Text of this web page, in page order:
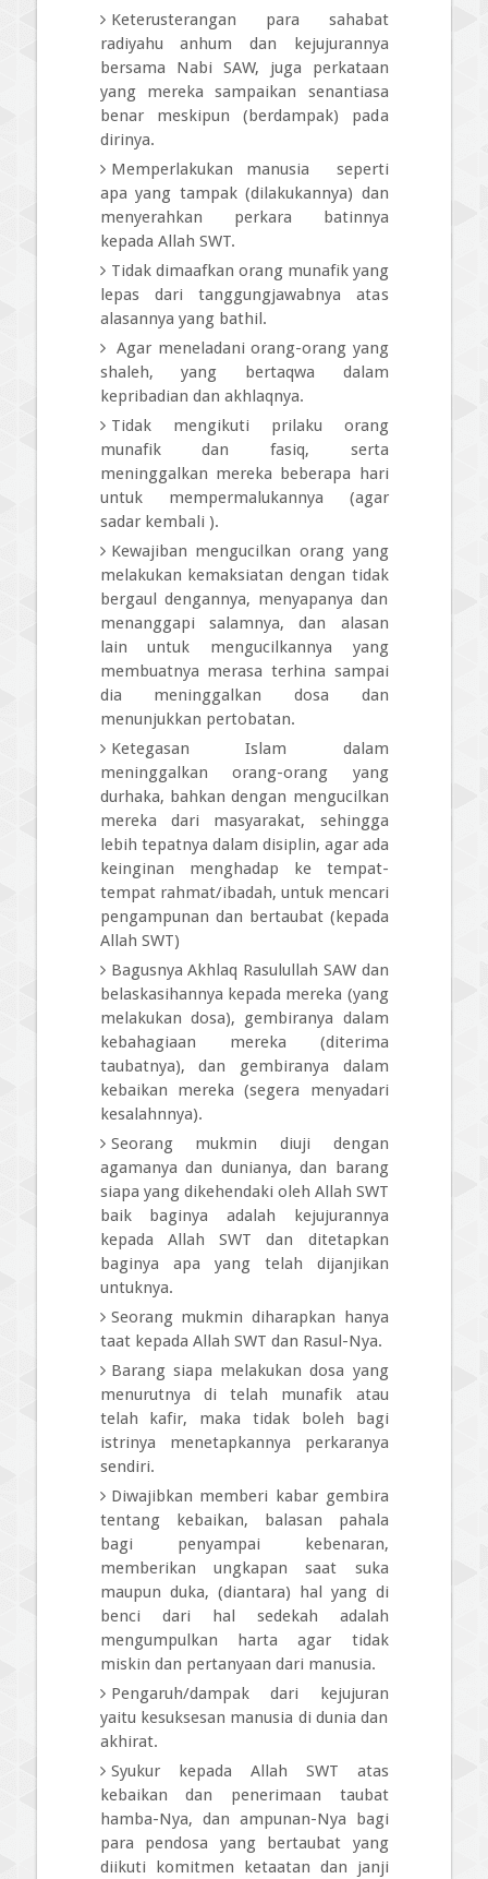
Keterusterangan para sahabat
radiyahu anhum dan kejujurannya
bersama Nabi SAW, juga perkataan
yang mereka sampaikan senantiasa
benar meskipun (berdampak) pada
dirinya.
Memperlakukan manusia seperti
apa yang tampak (dilakukannya) dan
menyerahkan perkara batinnya
kepada Allah SWT.
Tidak dimaafkan orang munafik yang
lepas dari tanggungjawabnya atas
alasannya yang bathil.
Agar meneladani orang-orang yang
shaleh, yang bertaqwa dalam
kepribadian dan akhlaqnya.
Tidak mengikuti prilaku orang
munafik dan fasiq, serta
meninggalkan mereka beberapa hari
untuk mempermalukannya (agar
sadar kembali ).
Kewajiban mengucilkan orang yang
melakukan kemaksiatan dengan tidak
bergaul dengannya, menyapanya dan
menanggapi salamnya, dan alasan
lain untuk mengucilkannya yang
membuatnya merasa terhina sampai
dia meninggalkan dosa dan
menunjukkan pertobatan.
Ketegasan Islam dalam
meninggalkan orang-orang yang
durhaka, bahkan dengan mengucilkan
mereka dari masyarakat, sehingga
lebih tepatnya dalam disiplin, agar ada
keinginan menghadap ke tempat-
tempat rahmat/ibadah, untuk mencari
pengampunan dan bertaubat (kepada
Allah SWT)
Bagusnya Akhlaq Rasulullah SAW dan
belaskasihannya kepada mereka (yang
melakukan dosa), gembiranya dalam
kebahagiaan mereka (diterima
taubatnya), dan gembiranya dalam
kebaikan mereka (segera menyadari
kesalahnnya).
Seorang mukmin diuji dengan
agamanya dan dunianya, dan barang
siapa yang dikehendaki oleh Allah SWT
baik baginya adalah kejujurannya
kepada Allah SWT dan ditetapkan
baginya apa yang telah dijanjikan
untuknya.
Seorang mukmin diharapkan hanya
taat kepada Allah SWT dan Rasul-Nya.
Barang siapa melakukan dosa yang
menurutnya di telah munafik atau
telah kafir, maka tidak boleh bagi
istrinya menetapkannya perkaranya
sendiri.
Diwajibkan memberi kabar gembira
tentang kebaikan, balasan pahala
bagi penyampai kebenaran,
memberikan ungkapan saat suka
maupun duka, (diantara) hal yang di
benci dari hal sedekah adalah
mengumpulkan harta agar tidak
miskin dan pertanyaan dari manusia.
Pengaruh/dampak dari kejujuran
yaitu kesuksesan manusia di dunia dan
akhirat.
Syukur kepada Allah SWT atas
kebaikan dan penerimaan taubat
hamba-Nya, dan ampunan-Nya bagi
para pendosa yang bertaubat yang
diikuti komitmen ketaatan dan janji